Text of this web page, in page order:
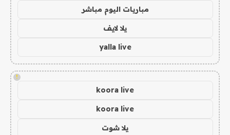
مباريات اليوم مباشر
يلا لايف
yalla live
!
koora live
koora live
يلا شوت